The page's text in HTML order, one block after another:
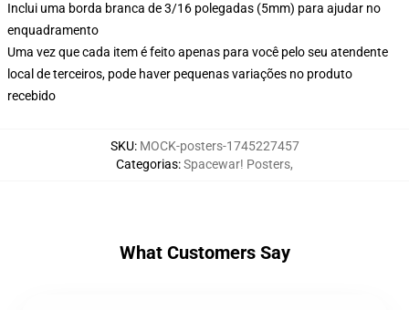
Inclui uma borda branca de 3/16 polegadas (5mm) para ajudar no
enquadramento
Uma vez que cada item é feito apenas para você pelo seu atendente
local de terceiros, pode haver pequenas variações no produto
recebido
SKU: MOCK-posters-1745227457
Categorias:Spacewar! Posters,
What Customers Say